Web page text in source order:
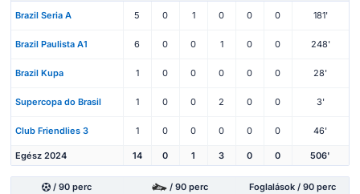
Brazil Seria A 5 0 1 0 0 0 181'
Brazil Paulista A1 6 0 0 1 0 0 248'
Brazil Kupa 1 0 0 0 0 0 28'
Supercopa do Brasil 1 0 0 2 0 0 3'
Club Friendlies 3 1 0 0 0 0 0 46'
Egész 2024 14 0 1 3 0 0 506'
/ 90 perc / 90 perc Foglalások / 90 perc